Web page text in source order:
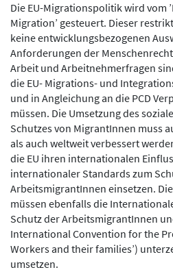
Die EU-Migrationspolitik wird vom
Migration’ gesteuert. Dieser
keine entwicklungsbezogenen
Anforderungen der
Arbeit und Arbeitnehmerfragen
die EU- Migrations- und
und in Angleichung an die PCD
müssen. Die Umsetzung des
Schutzes von MigrantInnen muss
als auch weltweit verbessert
die EU ihren internationalen
internationaler Standards zum
ArbeitsmigrantInnen einsetzen.
müssen ebenfalls die
Schutz der ArbeitsmigrantInnen
International Convention for the
Workers and their families’)
umsetzen.